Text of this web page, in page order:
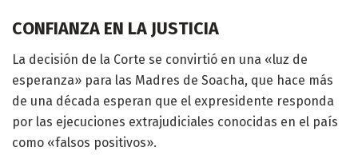
CONFIANZA EN LA JUSTICIA
La decisión de la Corte se convirtió en una «luz de
esperanza» para las Madres de Soacha, que hace más
de una década esperan que el expresidente responda
por las ejecuciones extrajudiciales conocidas en el país
como «falsos positivos».